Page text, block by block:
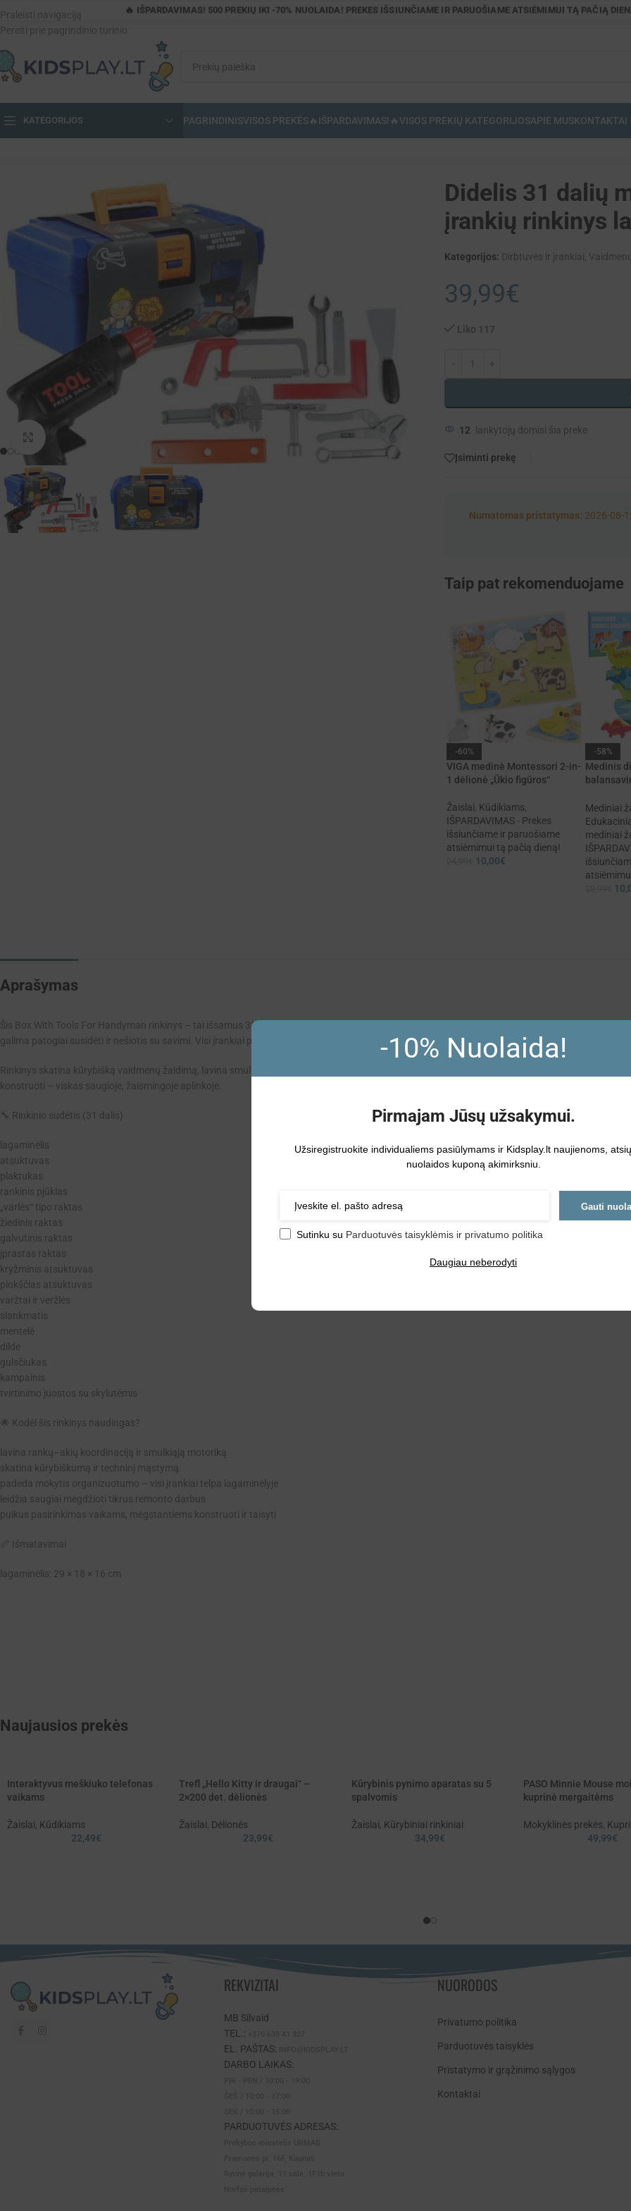
Praleisti navigaciją
🔥 IŠPARDAVIMAS! 500 PREKIŲ IKI -70% NUOLAIDA! PREKES IŠSIUNČIAME IR PARUOŠIAME ATSIĖMIMUI TĄ PAČIĄ
KATEGORIJOS PAGRINDINISVISOS PREKĖS🔥IŠPARDAVIMAS!🔥VISOS PREKIŲ KATEGORIJOSAPIE MUSKONTAKTAI
Padidinti
Didelis 31 dalių
įrankių rinkinys
Kategorijos: Dirbtuvės ir įrankiai,
39,99€
Liko 117
12 lankytojų domisi šia preke
Įsiminti prekę
Numatomas pristatymas: 2026-08-
Taip pat rekomenduojame
-60%
VIGA medinė Montessori 2-in-
1 dėlionė „Ūkio figūros“
Žaislai, Kūdikiams,
IŠPARDAVIMAS - Prekes
išsiunčiame ir paruošiame
atsiėmimui tą pačią dieną!
10,00€
-58%
Medinis
Mediniai
mediniai
Aprašymas
Šis Box With Tools For Handyman rinkinys – tai išsamus 31 elemento komplektas, leidžiantis vaikui pasijusti tikru meistru. Lagaminėlis turi tvirtą
galima patogiai susidėti ir nešiotis su savimi. Visi įrankiai pagaminti iš patvaraus, vaikams saugaus plastiko, o jų dydis pritaikytas mažoms
Rinkinys skatina kūrybišką vaidmenų žaidimą, lavina smulkiąją motoriką, koordinaciją, loginį mąstymą ir techninį smalsumą. Vaikas gali imituoti
konstruoti – viskas saugioje, žaismingoje aplinkoje.
🔧 Rinkinio sudėtis (31 dalis)
lagaminėlis
atsuktuvas
plaktukas
rankinis pjūklas
„varlės“ tipo raktas
žiedinis raktas
galvutinis raktas
įprastas raktas
kryžminis atsuktuvas
plokščias atsuktuvas
varžtai ir veržlės
slankmatis
mentelė
dilde
gulsčiukas
kampainis
tvirtinimo juostos su skylutėmis
🌟 Kodėl šis rinkinys naudingas?
lavina rankų–akių koordinaciją ir smulkiąją motoriką
skatina kūrybiškumą ir techninį mąstymą
padeda mokytis organizuotumo – visi įrankiai telpa lagaminėlyje
leidžia saugiai mėgdžioti tikrus remonto darbus
puikus pasirinkimas vaikams, mėgstantiems konstruoti ir taisyti
📏 Išmatavimai
lagaminėlis: 29 × 18 × 16 cm
Naujausios prekės
Interaktyvus meškiuko telefonas
vaikams
Žaislai, Kūdikiams
22,49€
Trefl „Hello Kitty ir draugai“ –
2×200 det. dėlionės
Žaislai, Dėlionės
23,99€
Kūrybinis pynimo aparatas su 5
spalvomis
Žaislai, Kūrybiniai rinkiniai
34,99€
PASO Minnie Mouse
kuprinė mergaitėms
Mokyklinės prekės,
49,99€
REKVIZITAI
MB Silvaid
TEL.:
EL. PAŠTAS:
DARBO LAIKAS:
PARDUOTUVĖS ADRESAS:
NUORODOS
Privatumo politika
Parduotuvės taisyklės
Pristatymo ir grąžinimo sąlygos
Kontaktai
-10% Nuolaida!
Pirmajam Jūsų užsakymui.
Užsiregistruokite individualiems pasiūlymams ir Kidsplay.lt naujienoms,
nuolaidos kuponą akimirksniu.
Gauti
Sutinku su Parduotuvės taisyklėmis ir privatumo politika
Daugiau neberodyti